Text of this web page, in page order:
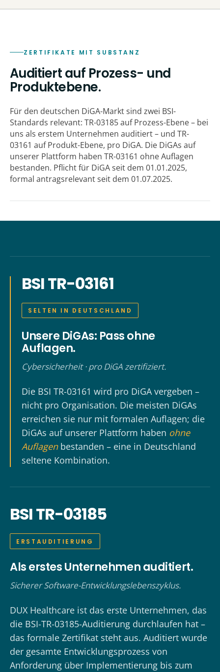
ZERTIFIKATE MIT SUBSTANZ
Auditiert auf Prozess- und
Produktebene.
Für den deutschen DiGA-Markt sind zwei BSI-
Standards relevant: TR-03185 auf Prozess-Ebene – bei
uns als erstem Unternehmen auditiert – und TR-
03161 auf Produkt-Ebene, pro DiGA. Die DiGAs auf
unserer Plattform haben TR-03161 ohne Auflagen
bestanden. Pflicht für DiGA seit dem 01.01.2025,
formal antragsrelevant seit dem 01.07.2025.
BSI TR-03161
SELTEN IN DEUTSCHLAND
Unsere DiGAs: Pass ohne
Auflagen.
Cybersicherheit · pro DiGA zertifiziert.
Die BSI TR-03161 wird pro DiGA vergeben –
nicht pro Organisation. Die meisten DiGAs
erreichen sie nur mit formalen Auflagen; die
DiGAs auf unserer Plattform haben ohne
Auflagenbestanden – eine in Deutschland
seltene Kombination.
BSI TR-03185
ERSTAUDITIERUNG
Als erstes Unternehmen auditiert.
Sicherer Software-Entwicklungslebenszyklus.
DUX Healthcare ist das erste Unternehmen, das
die BSI-TR-03185-Auditierung durchlaufen hat –
das formale Zertifikat steht aus. Auditiert wurde
der gesamte Entwicklungsprozess von
Anforderung über Implementierung bis zum